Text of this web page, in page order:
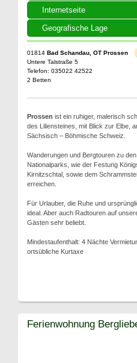
Internetseite
Geografische Lage
01814 Bad Schandau, OT Prossen
Untere Talstraße 5
Telefon: 035022 42522
2 Betten
Prossen ist ein ruhiger, malerisch
des Liliensteines, mit Blick zur Elbe,
Sächsisch – Böhmische Schweiz.
Wanderungen und Bergtouren zu
Nationalparks, wie der Festung
Kirnitzschtal, sowie dem
erreichen.
Für Urlauber, die Ruhe und
ideal. Aber auch Radtouren auf
Gästen sehr beliebt.
Mindestaufenthalt: 4 Nächte
ortsübliche Kurtaxe
Ferienwohnung